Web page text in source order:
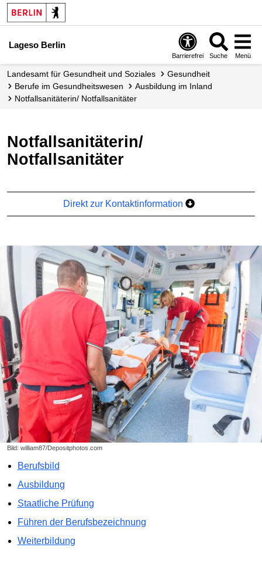
Lageso Berlin
Barrierefrei Suche Menü
Landesamt für Gesundheit und Soziales
Gesundheit
Berufe im Gesundheits­wesen
Ausbildung im Inland
Notfallsanitäterin/ Notfallsanitäter
Notfallsanitäterin/
Notfallsanitäter
Direkt zur Kontaktinformation
Bild: william87/Depositphotos.com
Berufsbild
Ausbildung
Staatliche Prüfung
Führen der Berufsbezeichnung
Weiterbildung